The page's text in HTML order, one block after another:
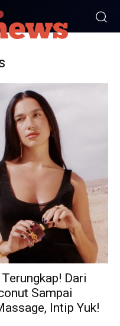
Dari
Sampai
Intip Yuk!